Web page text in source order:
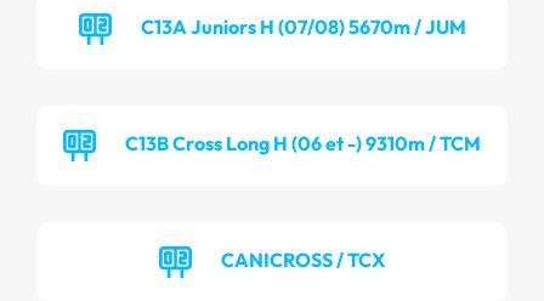
C13A Juniors H (07/08) 5670m / JUM
C13B Cross Long H (06 et -) 9310m / TCM
CANICROSS / TCX